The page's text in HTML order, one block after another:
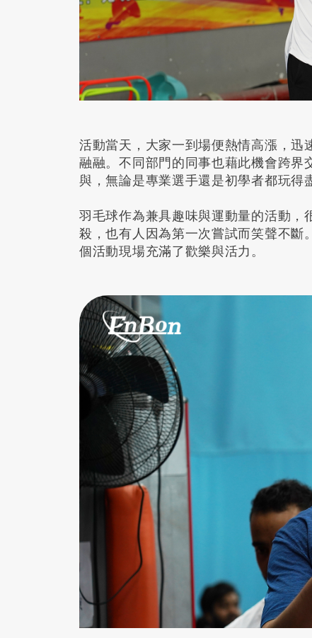
活動當天，大家一到場便熱情高漲，
融融。不同部門的同事也藉此機會跨
與，無論是專業選手還是初學者都玩得
羽毛球作為兼具趣味與運動量的活動
殺，也有人因為第一次嘗試而笑聲不
個活動現場充滿了歡樂與活力。